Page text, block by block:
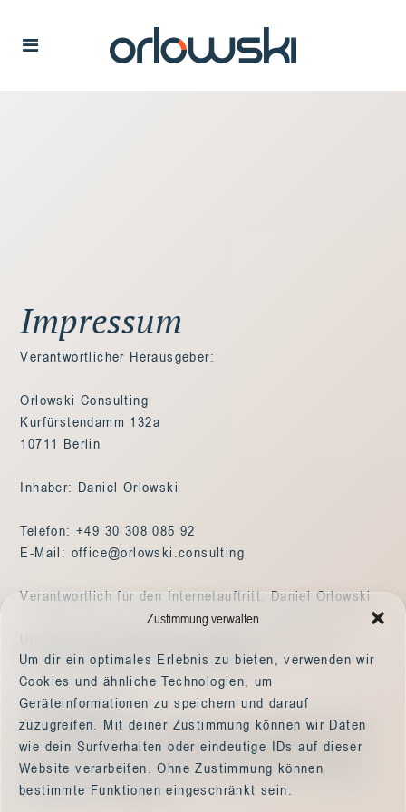
Zustimmung verwalten
Um dir ein optimales Erlebnis zu bieten, verwenden wir
Cookies und ähnliche Technologien, um
Geräteinformationen zu speichern und darauf
zuzugreifen. Mit deiner Zustimmung können wir Daten
wie dein Surfverhalten oder eindeutige IDs auf dieser
Website verarbeiten. Ohne Zustimmung können
bestimmte Funktionen eingeschränkt sein.
Impressum
Verantwortlicher Herausgeber:
Orlowski Consulting
Kurfürstendamm 132a
10711 Berlin
Inhaber: Daniel Orlowski
Telefon: +49 30 308 085 92
E-Mail: office@orlowski.consulting
Verantwortlich für den Internetauftritt: Daniel Orlowski
Umsatzsteuergesetz: DE 315450132
Haftungshinweis:
Trotz sorgfältiger inhaltlicher Kontrolle übernehmen wir
keine Haftung für die Inhalte externer Links. Für den
Inhalt der verlinkten Seiten sind ausschließlich deren
Betreiber verantwortlich.